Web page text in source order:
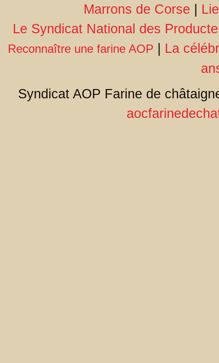
Marrons de Corse
Le Syndicat National des
Reconnaître une farine AOP
La
Syndicat AOP Farine de